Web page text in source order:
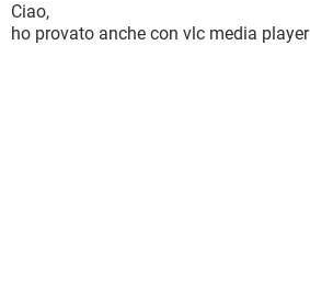
Ciao,
ho provato anche con vlc media player